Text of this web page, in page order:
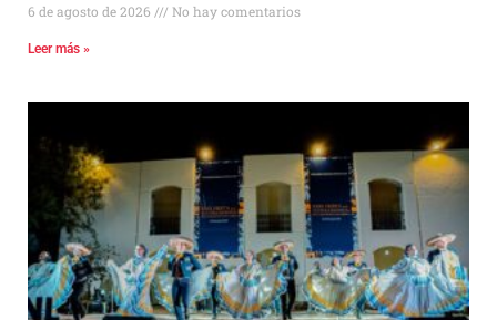
6 de agosto de 2026 No hay comentarios
Leer más »